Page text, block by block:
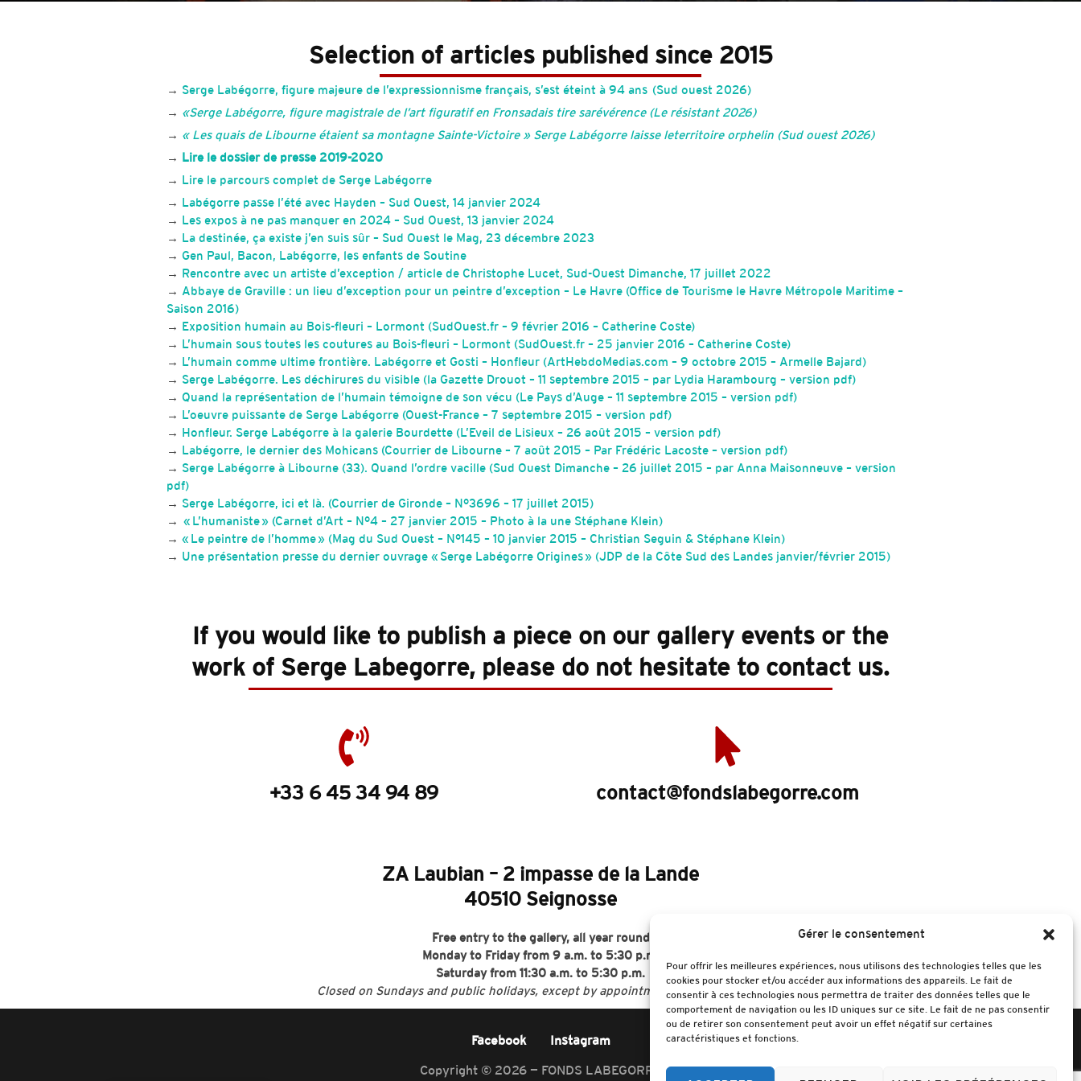
Gérer le consentement
Pour offrir les meilleures expériences, nous utilisons des technologies telles que les
cookies pour stocker et/ou accéder aux informations des appareils. Le fait de
consentir à ces technologies nous permettra de traiter des données telles que le
comportement de navigation ou les ID uniques sur ce site. Le fait de ne pas consentir
ou de retirer son consentement peut avoir un effet négatif sur certaines
caractéristiques et fonctions.
Selection of articles published since 2015
→ Serge Labégorre, figure majeure de l’expressionnisme français, s’est éteint à 94 ans (Sud ouest 2026)
→ «Serge Labégorre, figure magistrale de l’art figuratif en Fronsadais tire sarévérence (Le résistant 2026)
→ « Les quais de Libourne étaient sa montagne Sainte-Victoire » Serge Labégorre laisse leterritoire orphelin (Sud ouest 2026)
→
Lire le dossier de presse 2019-2020
→
Lire le parcours complet de Serge Labégorre
→
Labégorre passe l’été avec Hayden – Sud Ouest, 14 janvier 2024
→
Les expos à ne pas manquer en 2024 – Sud Ouest, 13 janvier 2024
→
La destinée, ça existe j’en suis sûr – Sud Ouest le Mag, 23 décembre 2023
→ Gen Paul, Bacon, Labégorre, les enfants de Soutine
→
Rencontre avec un artiste d’exception / article de Christophe Lucet, Sud-Ouest Dimanche, 17 juillet 2022
→ Abbaye de Graville : un lieu d’exception pour un peintre d’exception – Le Havre (Office de Tourisme le Havre Métropole Maritime –
Saison 2016)
→
Exposition humain au Bois-fleuri – Lormont (SudOuest.fr – 9 février 2016 – Catherine Coste)
→
L’humain sous toutes les coutures au Bois-fleuri – Lormont (SudOuest.fr – 25 janvier 2016 – Catherine Coste)
→
L’humain comme ultime frontière. Labégorre et Gosti – Honfleur (ArtHebdoMedias.com – 9 octobre 2015 – Armelle Bajard)
→ Serge Labégorre. Les déchirures du visible (la Gazette Drouot – 11 septembre 2015 – par Lydia Harambourg – version pdf)
→ Quand la représentation de l’humain témoigne de son vécu (Le Pays d’Auge – 11 septembre 2015 – version pdf)
→
L’oeuvre puissante de Serge Labégorre (Ouest-France – 7 septembre 2015 – version pdf)
→
Honfleur. Serge Labégorre à la galerie Bourdette (L’Eveil de Lisieux – 26 août 2015 – version pdf)
→
Labégorre, le dernier des Mohicans (Courrier de Libourne – 7 août 2015 – Par Frédéric Lacoste – version pdf)
→ Serge Labégorre à Libourne (33). Quand l’ordre vacille (Sud Ouest Dimanche – 26 juillet 2015 – par Anna Maisonneuve – version
pdf)
→ Serge Labégorre, ici et là. (Courrier de Gironde – N°3696 – 17 juillet 2015)
→
« L’humaniste » (Carnet d’Art – N°4 – 27 janvier 2015 – Photo à la une Stéphane Klein)
→ « Le peintre de l’homme » (Mag du Sud Ouest – N°145 – 10 janvier 2015 – Christian Seguin & Stéphane Klein)
→ Une présentation presse du dernier ouvrage « Serge Labégorre Origines » (JDP de la Côte Sud des Landes janvier/février 2015)
If you would like to publish a piece on our gallery events or the
work of Serge Labegorre, please do not hesitate to contact us.
+33 6 45 34 94 89 contact@fondslabegorre.com
ZA Laubian – 2 impasse de la Lande
40510 Seignosse
Free entry to the gallery, all year round
Monday to Friday from 9 a.m. to 5:30 p.m.
Saturday from 11:30 a.m. to 5:30 p.m.
Closed on Sundays and public holidays, except by appointment for acquisitions.
Facebook Instagram
Copyright © 2026 — FONDS LABEGORRE